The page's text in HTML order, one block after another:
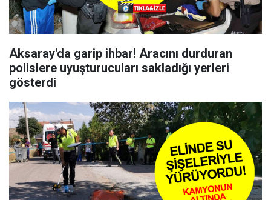
Aksaray'da garip ihbar! Aracını durduran
polislere uyuşturucuları sakladığı yerleri
gösterdi